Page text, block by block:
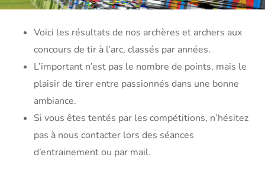
Voici les résultats de nos archères et archers aux
concours de tir à l’arc, classés par années.
L’important n’est pas le nombre de points, mais le
plaisir de tirer entre passionnés dans une bonne
ambiance.
Si vous êtes tentés par les compétitions, n’hésitez
pas à nous contacter lors des séances
d’entrainement ou par mail.